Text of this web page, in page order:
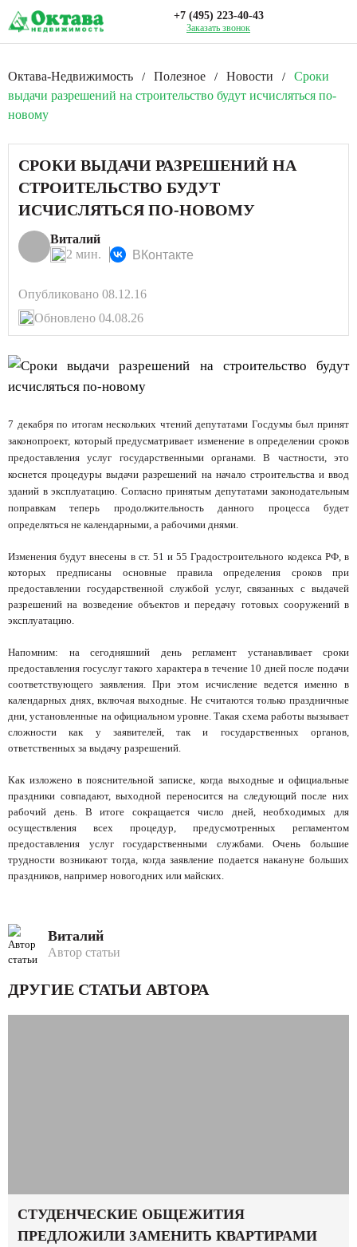
+7 (495) 223-40-43
Заказать звонок
Октава-Недвижимость / Полезное / Новости /
Сроки
выдачи разрешений на строительство будут исчисляться по-
новому
СРОКИ ВЫДАЧИ РАЗРЕШЕНИЙ НА
СТРОИТЕЛЬСТВО БУДУТ
ИСЧИСЛЯТЬСЯ ПО-НОВОМУ
Виталий
2 мин.
ВКонтакте
Опубликовано 08.12.16
Обновлено 04.08.26
7 декабря по итогам нескольких чтений депутатами Госдумы был принят
законопроект, который предусматривает изменение в определении сроков
предоставления услуг государственными органами. В частности, это
коснется процедуры выдачи разрешений на начало строительства и ввод
зданий в эксплуатацию. Согласно принятым депутатами законодательным
поправкам теперь продолжительность данного процесса будет
определяться не календарными, а рабочими днями.
Изменения будут внесены в ст. 51 и 55 Градостроительного кодекса РФ, в
которых предписаны основные правила определения сроков при
предоставлении государственной службой услуг, связанных с выдачей
разрешений на возведение объектов и передачу готовых сооружений в
эксплуатацию.
Напомним: на сегодняшний день регламент устанавливает сроки
предоставления госуслуг такого характера в течение 10 дней после подачи
соответствующего заявления. При этом исчисление ведется именно в
календарных днях, включая выходные. Не считаются только праздничные
дни, установленные на официальном уровне. Такая схема работы вызывает
сложности как у заявителей, так и государственных органов,
ответственных за выдачу разрешений.
Как изложено в пояснительной записке, когда выходные и официальные
праздники совпадают, выходной переносится на следующий после них
рабочий день. В итоге сокращается число дней, необходимых для
осуществления всех процедур, предусмотренных регламентом
предоставления услуг государственными службами. Очень большие
трудности возникают тогда, когда заявление подается накануне больших
праздников, например новогодних или майских.
Виталий
Автор статьи
ДРУГИЕ СТАТЬИ АВТОРА
СТУДЕНЧЕСКИЕ ОБЩЕЖИТИЯ
ПРЕДЛОЖИЛИ ЗАМЕНИТЬ КВАРТИРАМИ